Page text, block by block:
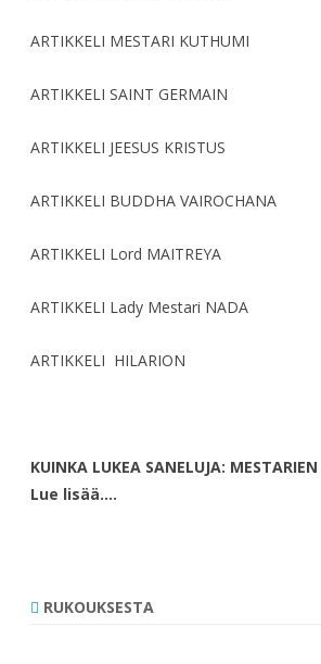
ARTIKKELI MESTARI KUTHUMI
ARTIKKELI SAINT GERMAIN
ARTIKKELI JEESUS KRISTUS
ARTIKKELI BUDDHA VAIROCHANA
ARTIKKELI Lord MAITREYA
ARTIKKELI Lady Mestari NADA
ARTIKKELI HILARION
KUINKA LUKEA SANELUJA:
Lue lisää….
RUKOUKSESTA